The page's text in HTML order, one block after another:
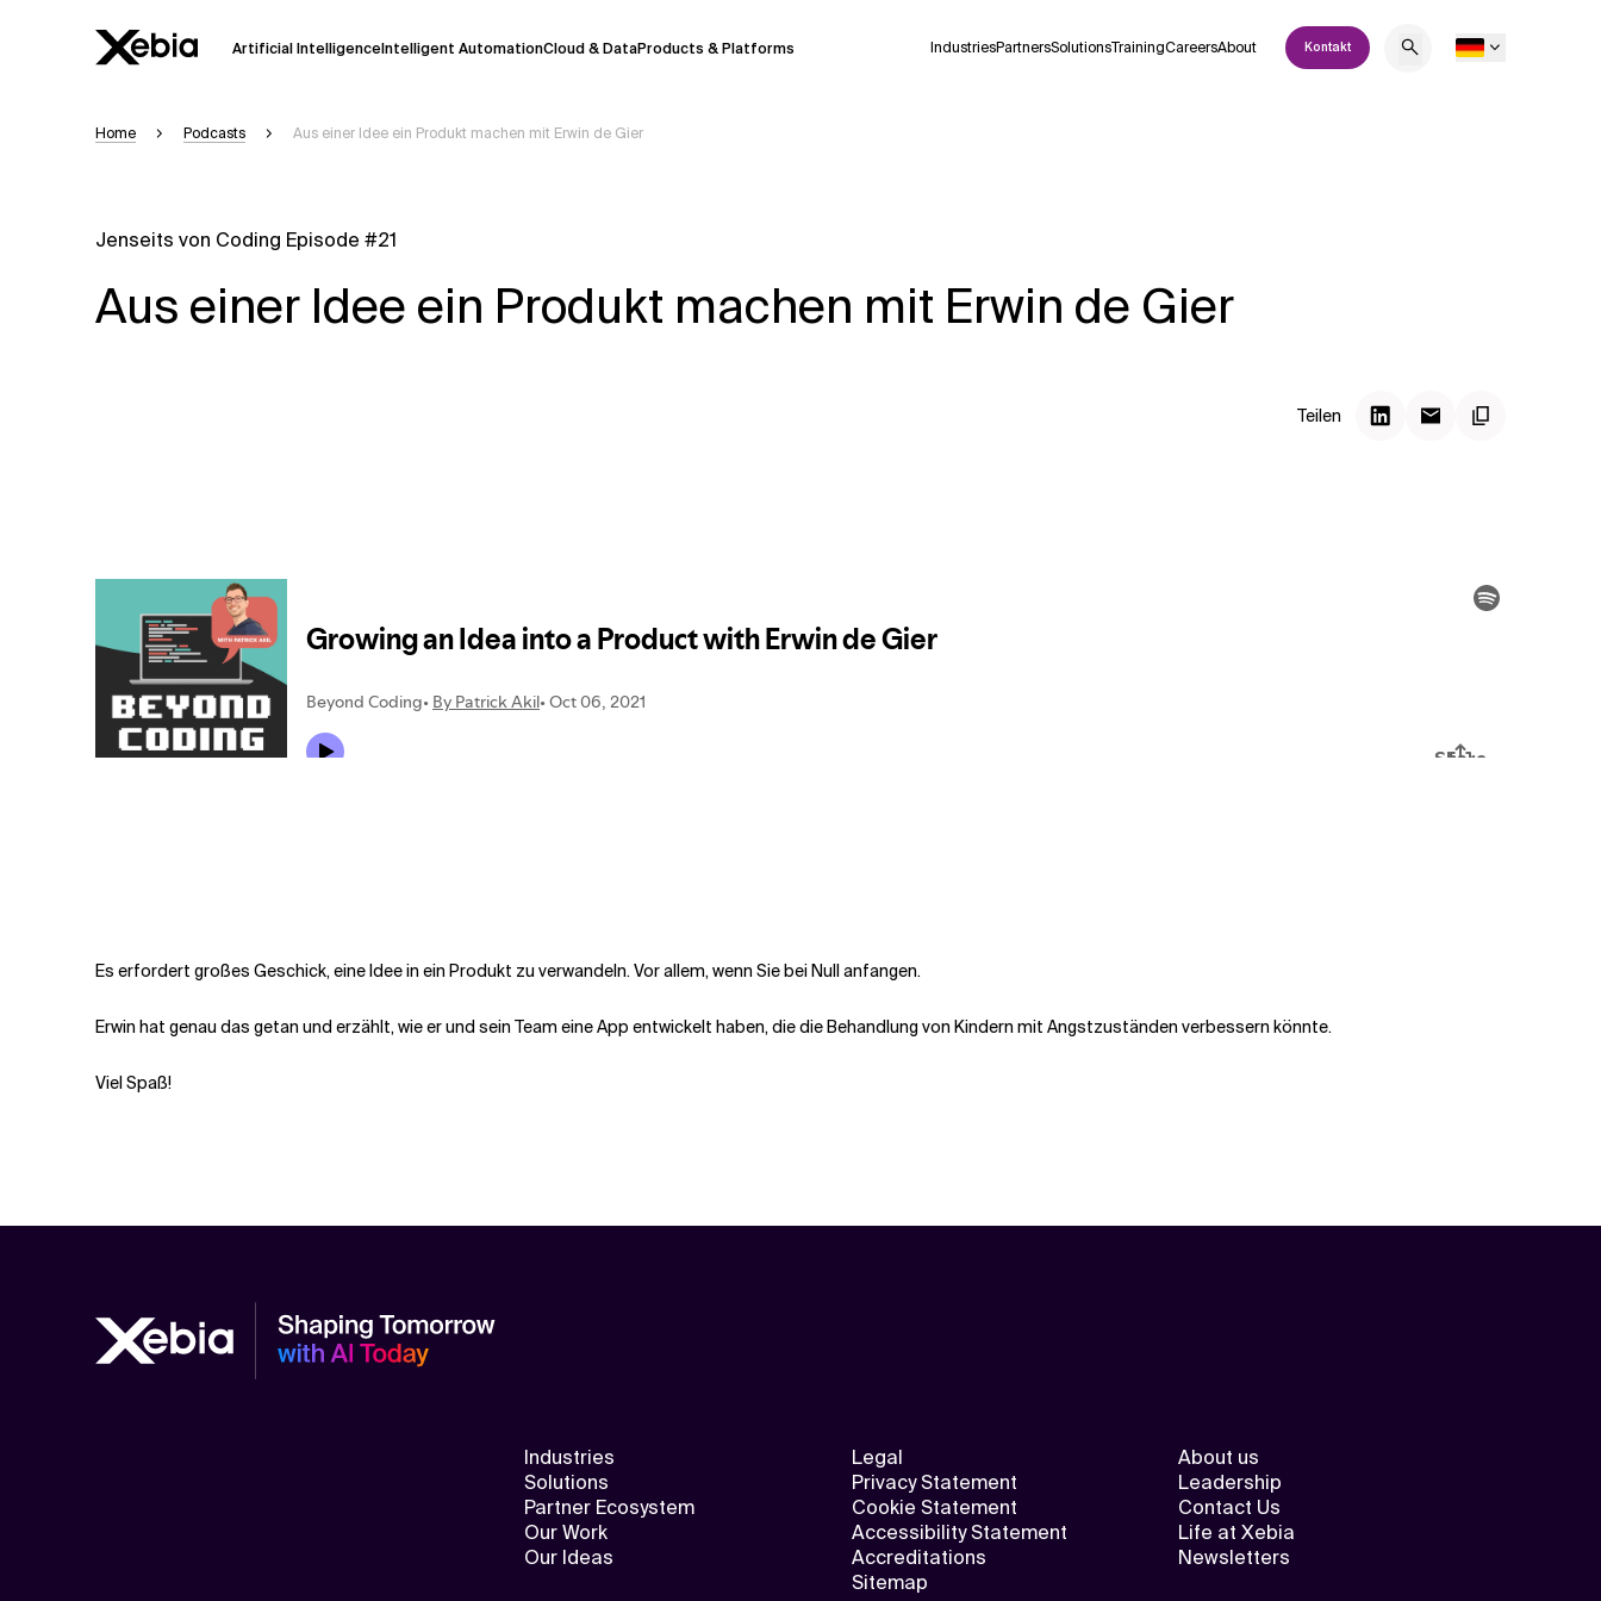
Artificial IntelligenceIntelligent AutomationCloud & DataProducts & Platforms IndustriesPartnersSolutionsTrainingCareersAbout Kontakt
Ai Übersicht
weiterentwickelt. Die Antworten, die auf Deutsch generiert werden, können einige
Sekunden dauern. Wir streben nach Genauigkeit, aber gelegentlich können Fehler
Bitte überprüfen Sie wichtige Informationen, bevor Sie Entscheidungen treffen oder
kontaktieren Sie uns
direkt.
Verwandte Themen
Home Podcasts Aus einer Idee ein Produkt machen mit Erwin de Gier
Jenseits von Coding Episode #21
Aus einer Idee ein Produkt machen mit Erwin de Gier
Teilen
Es erfordert großes Geschick, eine Idee in ein Produkt zu verwandeln. Vor allem, wenn Sie bei Null anfangen.
Erwin hat genau das getan und erzählt, wie er und sein Team eine App entwickelt haben, die die Behandlung von Kindern mit Angstzuständen verbessern könnte.
Viel Spaß!
Industries
Solutions
Partner Ecosystem
Our Work
Our Ideas
Legal
Privacy Statement
Cookie Statement
Accessibility Statement
Accreditations
Sitemap
About us
Leadership
Contact Us
Life at Xebia
Newsletters